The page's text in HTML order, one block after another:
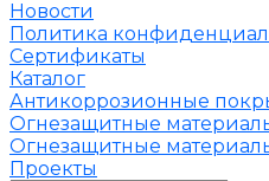
Новости
Политика
Сертификаты
Каталог
Антикоррозионные
Огнезащитные
Огнезащитные
Проекты